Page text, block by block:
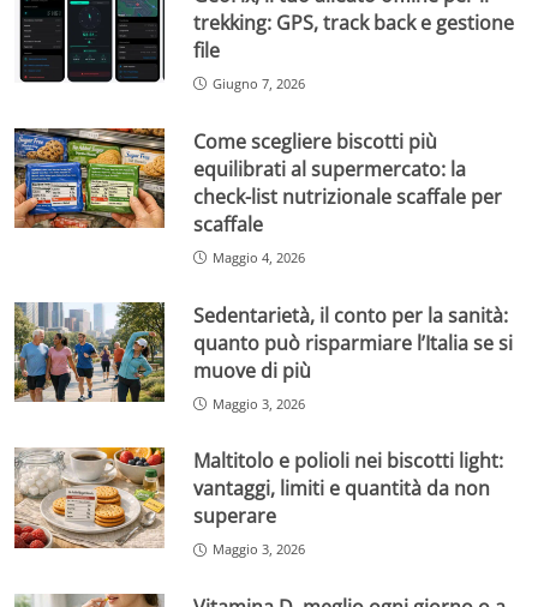
trekking: GPS, track back e gestione
file
Giugno 7, 2026
Come scegliere biscotti più
equilibrati al supermercato: la
check-list nutrizionale scaffale per
scaffale
Maggio 4, 2026
Sedentarietà, il conto per la sanità:
quanto può risparmiare l’Italia se si
muove di più
Maggio 3, 2026
Maltitolo e polioli nei biscotti light:
vantaggi, limiti e quantità da non
superare
Maggio 3, 2026